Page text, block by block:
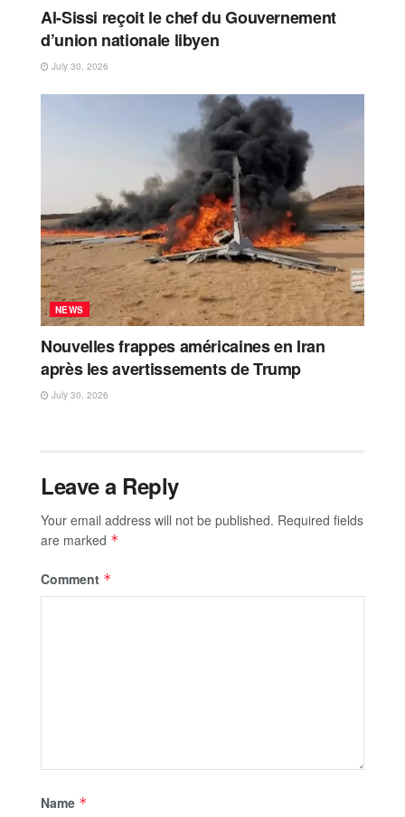
Al-Sissi reçoit le chef du Gouvernement
d’union nationale libyen
July 30, 2026
NEWS
Nouvelles frappes américaines en Iran
après les avertissements de Trump
July 30, 2026
Leave a Reply
Your email address will not be published. Required fields
are marked *
Comment *
Name *